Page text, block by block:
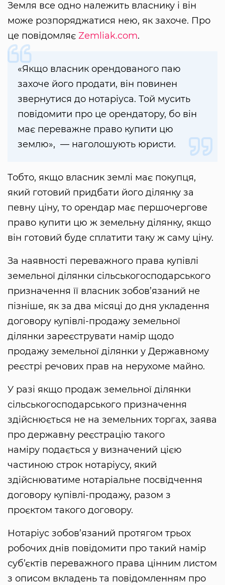
Земля все одно належить власнику і він
може розпоряджатися нею, як захоче. Про
це повідомляє Zemliak.com.
«Якщо власник орендованого паю
захоче його продати, він повинен
звернутися до нотаріуса. Той мусить
повідомити про це орендатору, бо він
має переважне право купити цю
землю», — наголошують юристи.
Тобто, якщо власник землі має покупця,
який готовий придбати його ділянку за
певну ціну, то орендар має першочергове
право купити цю ж земельну ділянку, якщо
він готовий буде сплатити таку ж саму ціну.
За наявності переважного права купівлі
земельної ділянки сільськогосподарського
призначення її власник зобов’язаний не
пізніше, як за два місяці до дня укладення
договору купівлі-продажу земельної
ділянки зареєструвати намір щодо
продажу земельної ділянки у Державному
реєстрі речових прав на нерухоме майно.
У разі якщо продаж земельної ділянки
сільськогосподарського призначення
здійснюється не на земельних торгах, заява
про державну реєстрацію такого
наміру подається у визначений цією
частиною строк нотаріусу, який
здійснюватиме нотаріальне посвідчення
договору купівлі-продажу, разом з
проєктом такого договору.
Нотаріус зобов’язаний протягом трьох
робочих днів повідомити про такий намір
суб’єктів переважного права цінним листом
з описом вкладень та повідомленням про